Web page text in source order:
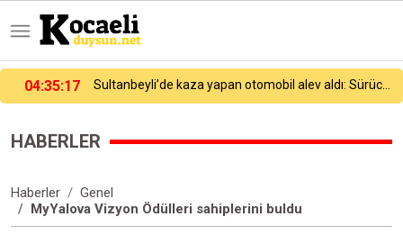
04:13:31 Ümraniye’de hafif ticari araç ile otomobil çarpıştı: 4’ü ağır, 6 yaralı
HABERLER
Haberler
Genel
MyYalova Vizyon Ödülleri sahiplerini buldu